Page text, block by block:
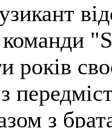
команди
років
з